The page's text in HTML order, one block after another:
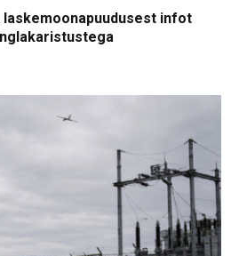
laskemoonapuudusest infot